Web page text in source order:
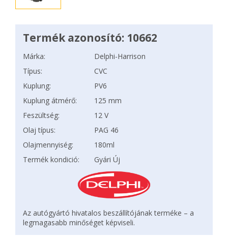
Termék azonosító: 10662
Márka:
Delphi-Harrison
Típus:
CVC
Kuplung:
PV6
Kuplung átmérő:
125 mm
Feszültség:
12 V
Olaj típus:
PAG 46
Olajmennyiség:
180ml
Termék kondició:
Gyári Új
Az autógyártó hivatalos beszállítójának terméke – a
legmagasabb minőséget képviseli.